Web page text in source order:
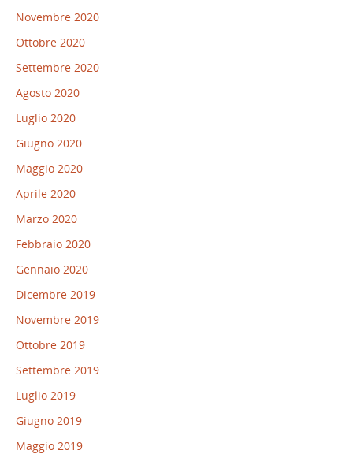
Novembre 2020
Ottobre 2020
Settembre 2020
Agosto 2020
Luglio 2020
Giugno 2020
Maggio 2020
Aprile 2020
Marzo 2020
Febbraio 2020
Gennaio 2020
Dicembre 2019
Novembre 2019
Ottobre 2019
Settembre 2019
Luglio 2019
Giugno 2019
Maggio 2019